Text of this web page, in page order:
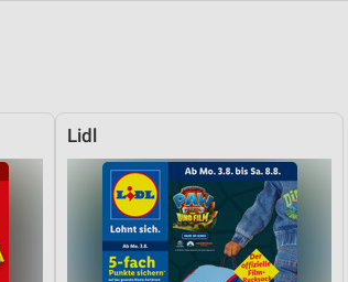
Lidl